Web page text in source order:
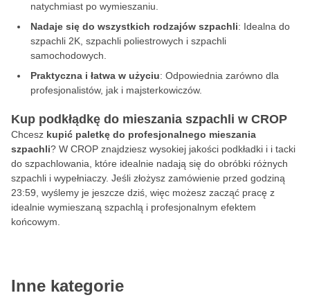
natychmiast po wymieszaniu.
Nadaje się do wszystkich rodzajów szpachli: Idealna do
szpachli 2K, szpachli poliestrowych i szpachli
samochodowych.
Praktyczna i łatwa w użyciu: Odpowiednia zarówno dla
profesjonalistów, jak i majsterkowiczów.
Kup podkłądkę do mieszania szpachli w CROP
Chcesz kupić paletkę do profesjonalnego mieszania
szpachli? W CROP znajdziesz wysokiej jakości podkładki i i tacki
do szpachlowania, które idealnie nadają się do obróbki różnych
szpachli i wypełniaczy. Jeśli złożysz zamówienie przed godziną
23:59, wyślemy je jeszcze dziś, więc możesz zacząć pracę z
idealnie wymieszaną szpachlą i profesjonalnym efektem
końcowym.
Inne kategorie